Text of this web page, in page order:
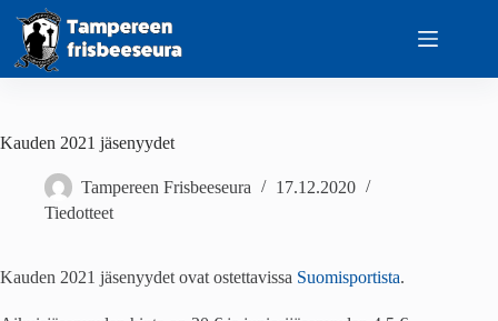
content
Kauden 2021 jäsenyydet
Tampereen Frisbeeseura
17.12.2020
Tiedotteet
Kauden 2021 jäsenyydet ovat ostettavissa Suomisportista.